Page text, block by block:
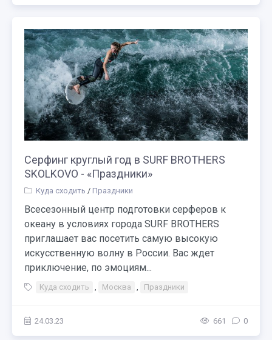
Серфинг круглый год в SURF BROTHERS
SKOLKOVO - «Праздники»
Куда сходить / Праздники
Всесезонный центр подготовки серферов к
океану в условиях города SURF BROTHERS
приглашает вас посетить самую высокую
искусственную волну в России. Вас ждет
приключение, по эмоциям...
Куда сходить , Москва , Праздники
24.03.23 661 0